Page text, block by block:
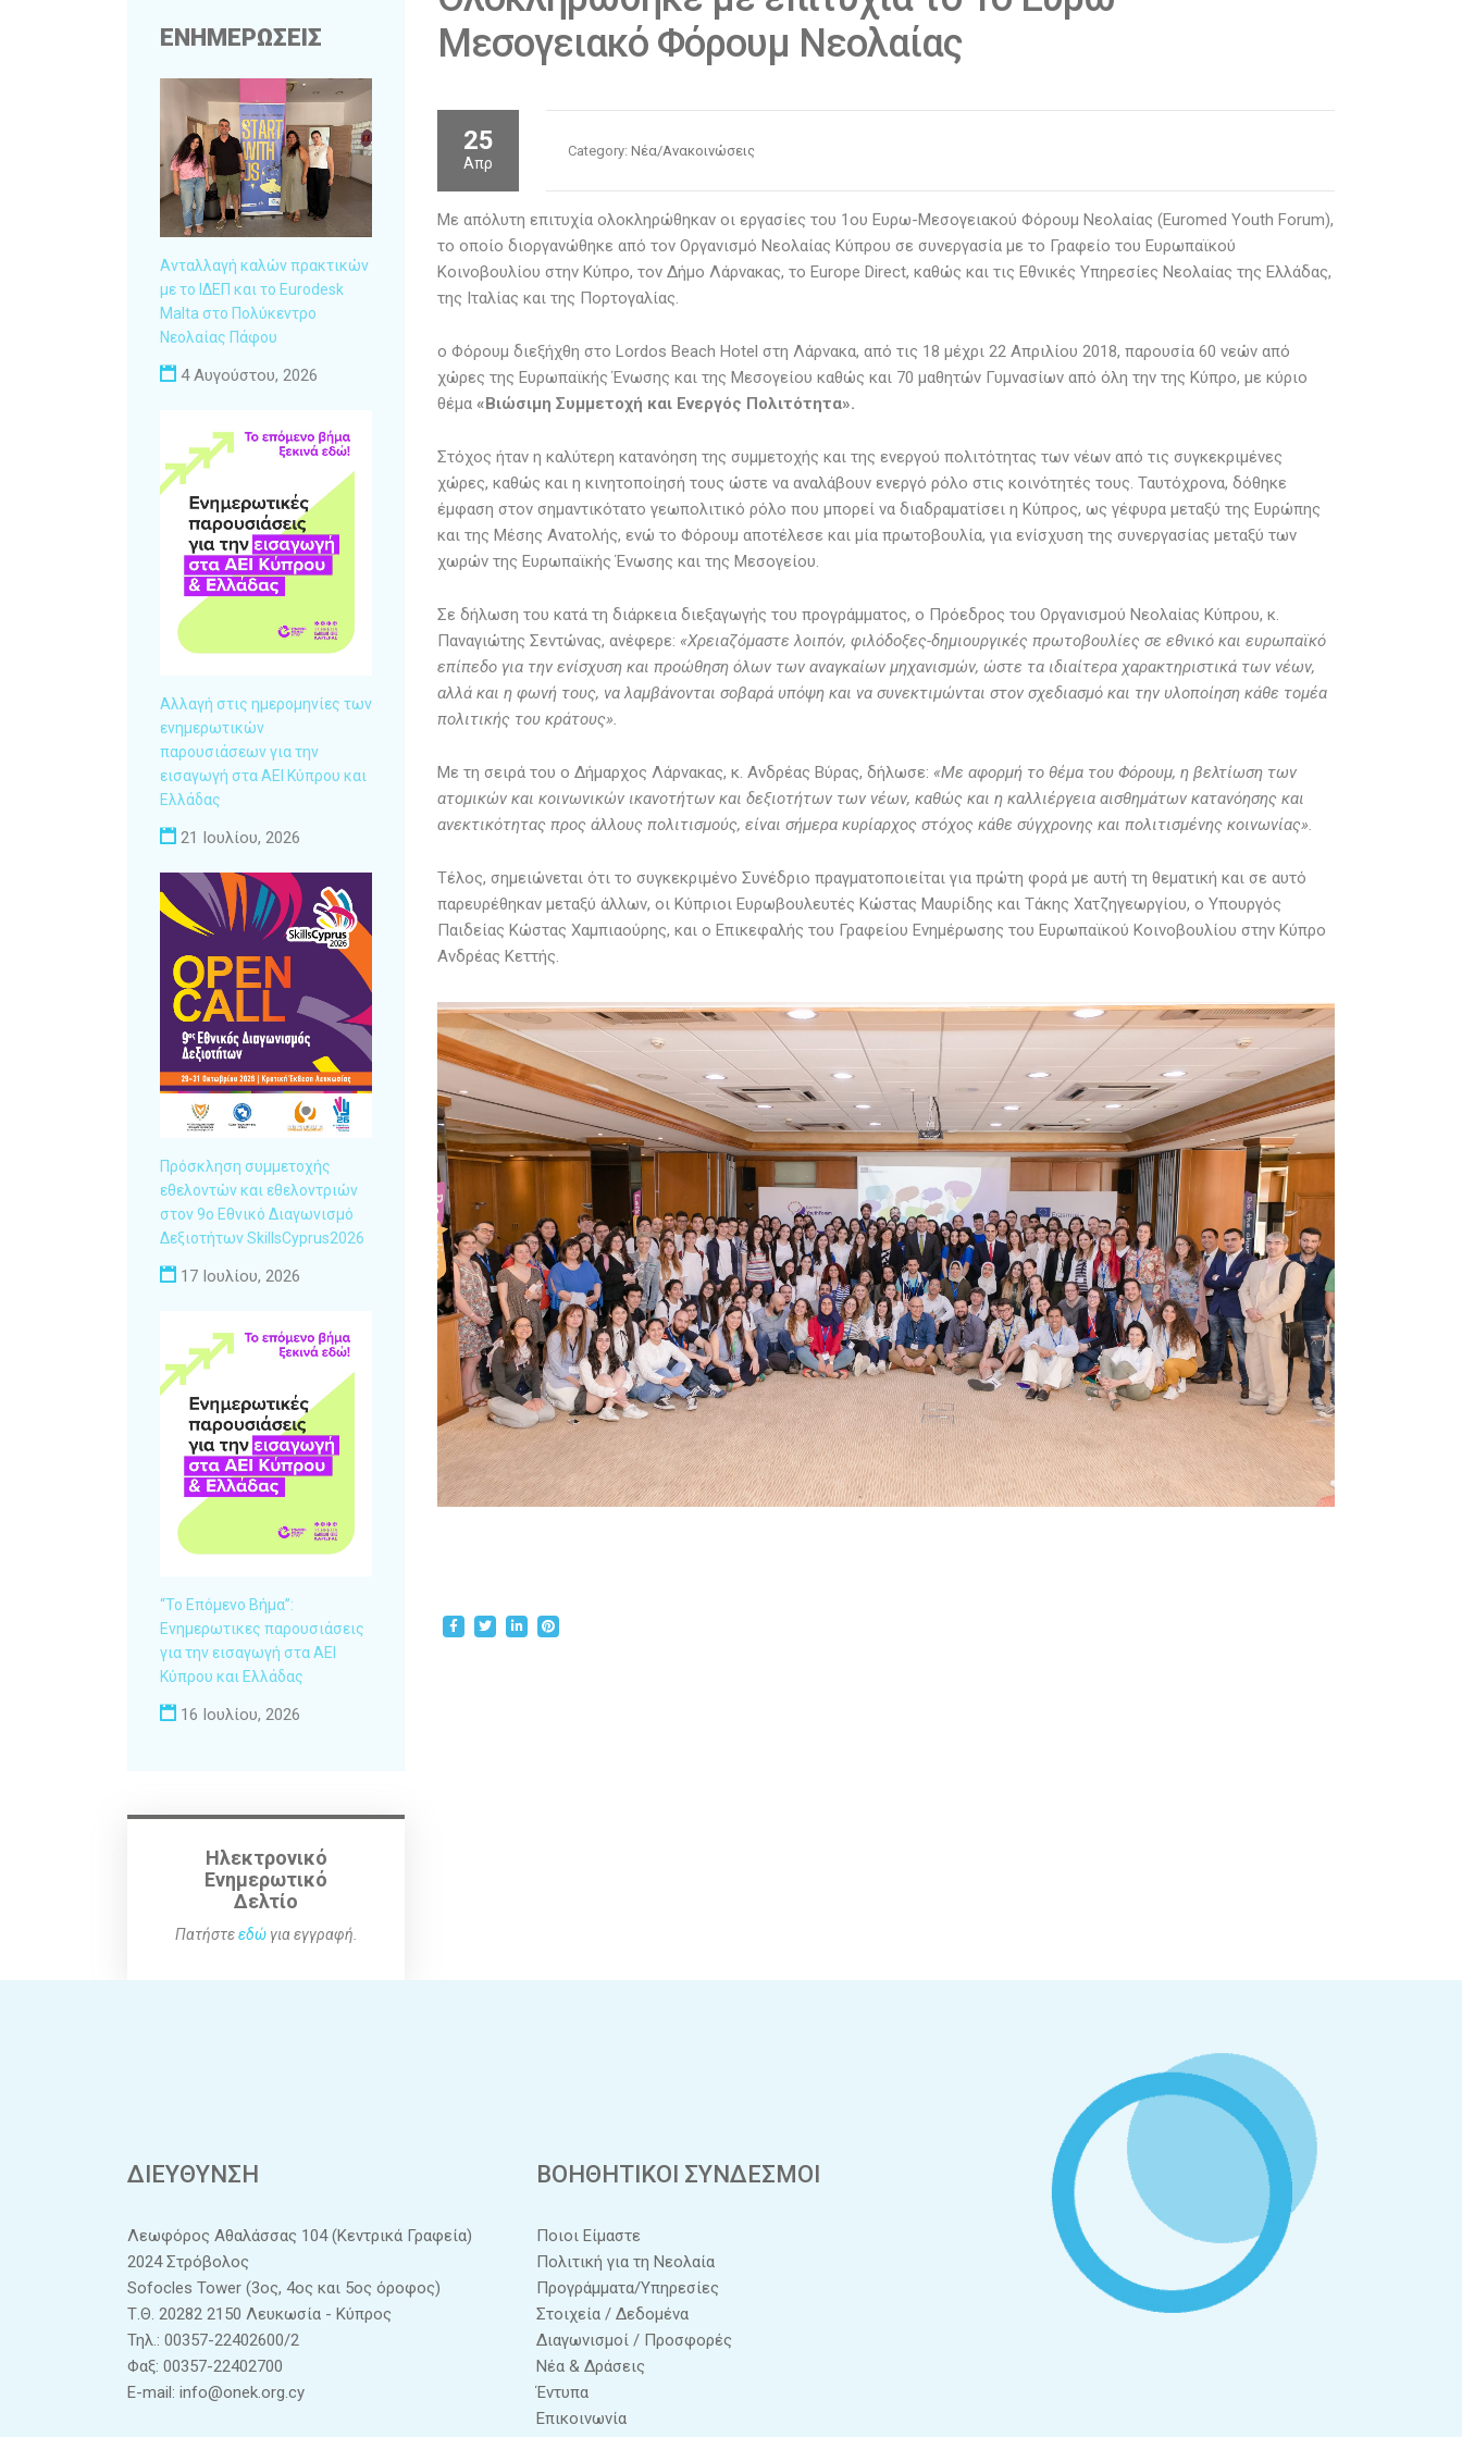
Μεσογειακό Φόρουμ Νεολαίας
25
Απρ
Category: Νέα/Ανακοινώσεις
Με απόλυτη επιτυχία ολοκληρώθηκαν οι εργασίες του 1ου Ευρω-Μεσογειακού Φόρουμ Νεολαίας (Euromed Youth Forum),
το οποίο διοργανώθηκε από τον Οργανισμό Νεολαίας Κύπρου σε συνεργασία με το Γραφείο του Ευρωπαϊκού
Κοινοβουλίου στην Κύπρο, τον Δήμο Λάρνακας, το Europe Direct, καθώς και τις Εθνικές Υπηρεσίες Νεολαίας της Ελλάδας,
της Ιταλίας και της Πορτογαλίας.
ο Φόρουμ διεξήχθη στο Lordos Beach Hotel στη Λάρνακα, από τις 18 μέχρι 22 Απριλίου 2018, παρουσία 60 νεών από
χώρες της Ευρωπαϊκής Ένωσης και της Μεσογείου καθώς και 70 μαθητών Γυμνασίων από όλη την της Κύπρο, με κύριο
θέμα «Βιώσιμη Συμμετοχή και Ενεργός Πολιτότητα».
Στόχος ήταν η καλύτερη κατανόηση της συμμετοχής και της ενεργού πολιτότητας των νέων από τις συγκεκριμένες
χώρες, καθώς και η κινητοποίησή τους ώστε να αναλάβουν ενεργό ρόλο στις κοινότητές τους. Ταυτόχρονα, δόθηκε
έμφαση στον σημαντικότατο γεωπολιτικό ρόλο που μπορεί να διαδραματίσει η Κύπρος, ως γέφυρα μεταξύ της Ευρώπης
και της Μέσης Ανατολής, ενώ το Φόρουμ αποτέλεσε και μία πρωτοβουλία, για ενίσχυση της συνεργασίας μεταξύ των
χωρών της Ευρωπαϊκής Ένωσης και της Μεσογείου.
Σε δήλωση του κατά τη διάρκεια διεξαγωγής του προγράμματος, ο Πρόεδρος του Οργανισμού Νεολαίας Κύπρου, κ.
Παναγιώτης Σεντώνας, ανέφερε: «Χρειαζόμαστε λοιπόν, φιλόδοξες-δημιουργικές πρωτοβουλίες σε εθνικό και ευρωπαϊκό
επίπεδο για την ενίσχυση και προώθηση όλων των αναγκαίων μηχανισμών, ώστε τα ιδιαίτερα χαρακτηριστικά των νέων,
αλλά και η φωνή τους, να λαμβάνονται σοβαρά υπόψη και να συνεκτιμώνται στον σχεδιασμό και την υλοποίηση κάθε τομέα
πολιτικής του κράτους».
Με τη σειρά του ο Δήμαρχος Λάρνακας, κ. Ανδρέας Βύρας, δήλωσε: «Με αφορμή το θέμα του Φόρουμ, η βελτίωση των
ατομικών και κοινωνικών ικανοτήτων και δεξιοτήτων των νέων, καθώς και η καλλιέργεια αισθημάτων κατανόησης και
ανεκτικότητας προς άλλους πολιτισμούς, είναι σήμερα κυρίαρχος στόχος κάθε σύγχρονης και πολιτισμένης κοινωνίας».
Τέλος, σημειώνεται ότι το συγκεκριμένο Συνέδριο πραγματοποιείται για πρώτη φορά με αυτή τη θεματική και σε αυτό
παρευρέθηκαν μεταξύ άλλων, οι Κύπριοι Ευρωβουλευτές Κώστας Μαυρίδης και Τάκης Χατζηγεωργίου, ο Υπουργός
Παιδείας Κώστας Χαμπιαούρης, και ο Επικεφαλής του Γραφείου Ενημέρωσης του Ευρωπαϊκού Κοινοβουλίου στην Κύπρο
Ανδρέας Κεττής.
ΕΝΗΜΕΡΩΣΕΙΣ
Ανταλλαγή καλών πρακτικών
με το ΙΔΕΠ και το Eurodesk
Malta στο Πολύκεντρο
Νεολαίας Πάφου
4 Αυγούστου, 2026
Αλλαγή στις ημερομηνίες των
ενημερωτικών
παρουσιάσεων για την
εισαγωγή στα ΑΕΙ Κύπρου και
Ελλάδας
21 Ιουλίου, 2026
Πρόσκληση συμμετοχής
εθελοντών και εθελοντριών
στον 9ο Εθνικό Διαγωνισμό
Δεξιοτήτων SkillsCyprus2026
17 Ιουλίου, 2026
“Το Επόμενο Βήμα”:
Ενημερωτικες παρουσιάσεις
για την εισαγωγή στα ΑΕΙ
Κύπρου και Ελλάδας
16 Ιουλίου, 2026
Ηλεκτρονικό
Ενημερωτικό
Δελτίο
Πατήστεεδώγια εγγραφή.
ΔΙΕΥΘΥΝΣΗ
Λεωφόρος Αθαλάσσας 104 (Κεντρικά Γραφεία)
2024 Στρόβολος
Sofocles Tower (3ος, 4ος και 5ος όροφος)
Τ.Θ. 20282 2150 Λευκωσία - Κύπρος
Τηλ.: 00357-22402600/2
Φαξ: 00357-22402700
E-mail: info@onek.org.cy
ΒΟΗΘΗΤΙΚΟΙ ΣΥΝΔΕΣΜΟΙ
Ποιοι Είμαστε
Πολιτική για τη Νεολαία
Προγράμματα/Υπηρεσίες
Στοιχεία / Δεδομένα
Διαγωνισμοί / Προσφορές
Νέα & Δράσεις
Έντυπα
Επικοινωνία